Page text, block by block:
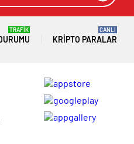
TRAFİK
KRIPTO PARALAR
CANLI